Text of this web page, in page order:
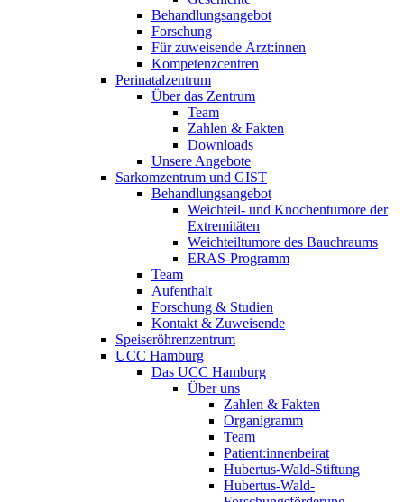
Behandlungsangebot
Forschung
Für zuweisende Ärzt:innen
Kompetenzcentren
Perinatalzentrum
Über das Zentrum
Team
Zahlen & Fakten
Downloads
Unsere Angebote
Sarkomzentrum und GIST
Behandlungsangebot
Weichteil- und Knochentumore der
Extremitäten
Weichteiltumore des Bauchraums
ERAS-Programm
Team
Aufenthalt
Forschung & Studien
Kontakt & Zuweisende
Speiseröhrenzentrum
UCC Hamburg
Das UCC Hamburg
Über uns
Zahlen & Fakten
Organigramm
Team
Patient:innenbeirat
Hubertus-Wald-Stiftung
Hubertus-Wald-